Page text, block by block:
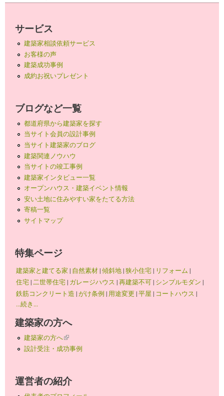
サービス
建築家相談依頼サービス
お客様の声
建築成功事例
成約お祝いプレゼント
ブログなど一覧
都道府県から建築家を探す
当サイト会員の設計事例
当サイト建築家のブログ
建築関連ノウハウ
当サイトの竣工事例
建築家インタビュー一覧
オープンハウス・建築イベント情報
安い土地に住みやすい家をたてる方法
寄稿一覧
サイトマップ
特集ページ
建築家と建てる家 | 自然素材|傾斜地|狭小住宅| リフォーム |
住宅|二世帯住宅| ガレージハウス |再建築不可| シンプルモダン |
鉄筋コンクリート造 |がけ条例 | 用途変更 |平屋 | コートハウス |
...続き...
建築家の方へ
建築家の方へ(link is external)
設計受注・成功事例
運営者の紹介